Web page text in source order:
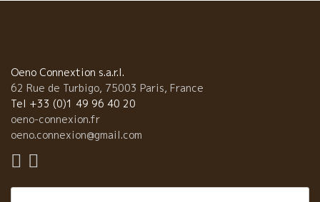
Oeno Connextion s.a.r.l.
62 Rue de Turbigo, 75003 Paris, France
Tel +33 (0)1 49 96 40 20
oeno-connexion.fr
oeno.connexion@gmail.com